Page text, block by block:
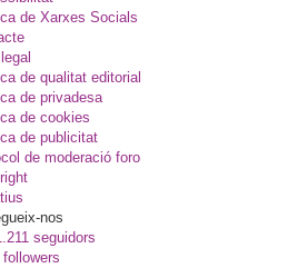
de Xarxes Socials
de qualitat editorial
de privadesa
de cookies
de publicitat
de moderació foro
nos
seguidors
followers